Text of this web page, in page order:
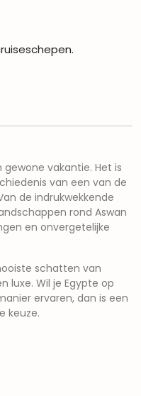
gewone vakantie. Het is
van een van de
de indrukwekkende
rond Aswan
en onvergetelijke
schatten van
luxe. Wil je Egypte op
ervaren, dan is een
keuze.